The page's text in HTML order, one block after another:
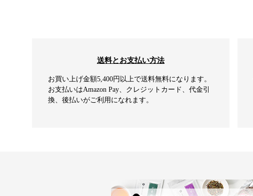
送料とお支払い方法
お買い上げ金額5,400円以上で送料無料になります。
お支払いはAmazon Pay、クレジットカード、代金引
換、後払いがご利用になれます。